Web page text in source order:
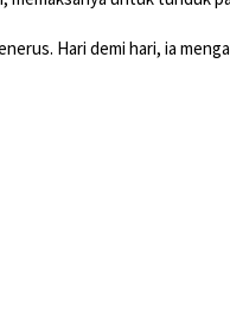
Hari demi hari, ia